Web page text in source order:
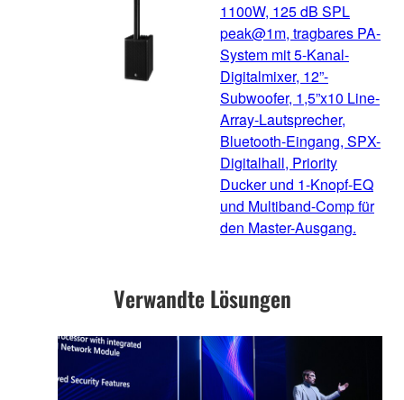
1100W, 125 dB SPL
peak@1m, tragbares PA-
System mit 5-Kanal-
Digitalmixer, 12”-
Subwoofer, 1,5”x10 Line-
Array-Lautsprecher,
Bluetooth-Eingang, SPX-
Digitalhall, Priority
Ducker und 1-Knopf-EQ
und Multiband-Comp für
den Master-Ausgang.
Verwandte Lösungen